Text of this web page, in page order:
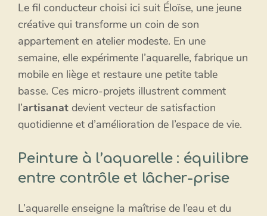
Le fil conducteur choisi ici suit Éloïse, une jeune
créative qui transforme un coin de son
appartement en atelier modeste. En une
semaine, elle expérimente l’aquarelle, fabrique un
mobile en liège et restaure une petite table
basse. Ces micro-projets illustrent comment
l’artisanat devient vecteur de satisfaction
quotidienne et d’amélioration de l’espace de vie.
Peinture à l’aquarelle : équilibre
entre contrôle et lâcher-prise
L’aquarelle enseigne la maîtrise de l’eau et du